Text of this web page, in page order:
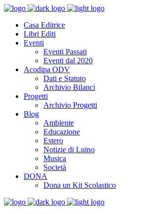
Casa Editrice
Libri Editi
Eventi
Eventi Passati
Eventi dal 2020
Acodipa ODV
Dati e Statuto
Archivio Bilanci
Progetti
Archivio Progetti
Blog
Ambiente
Educazione
Estero
Notizie di Luino
Musica
Società
DONA
Dona un Kit Scolastico